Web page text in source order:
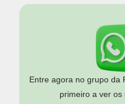
Entre agora no grupo da
primeiro a ver os